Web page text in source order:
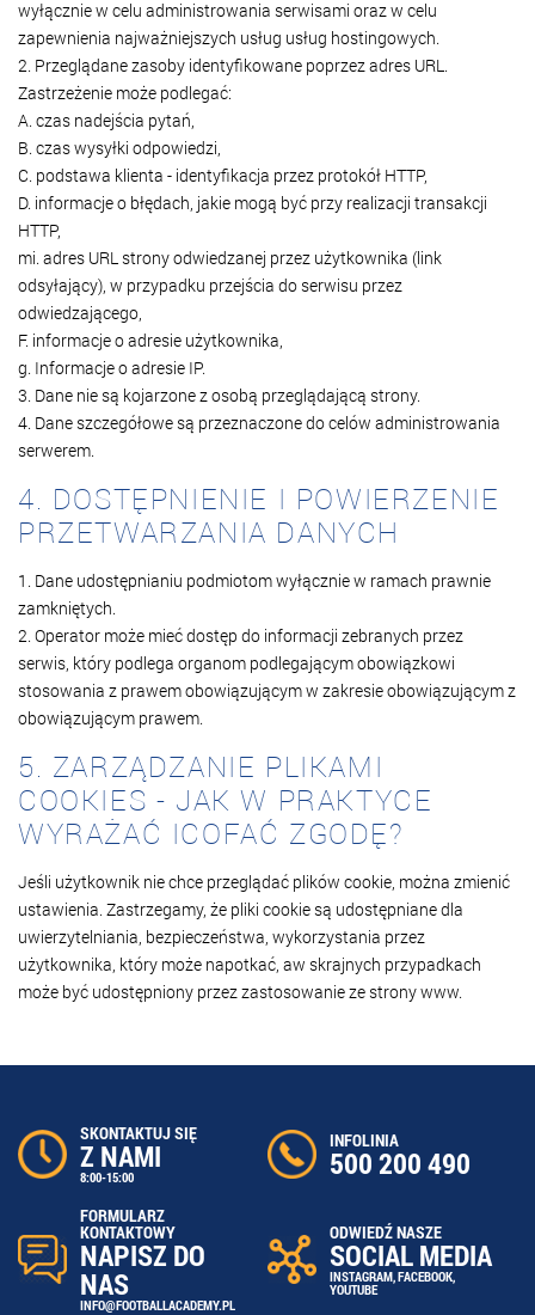
wyłącznie w celu administrowania serwisami oraz w celu
zapewnienia najważniejszych usług usług hostingowych.
2. Przeglądane zasoby identyfikowane poprzez adres URL.
Zastrzeżenie może podlegać:
A. czas nadejścia pytań,
B. czas wysyłki odpowiedzi,
C. podstawa klienta - identyfikacja przez protokół HTTP,
D. informacje o błędach, jakie mogą być przy realizacji transakcji
HTTP,
mi. adres URL strony odwiedzanej przez użytkownika (link
odsyłający), w przypadku przejścia do serwisu przez
odwiedzającego,
F. informacje o adresie użytkownika,
g. Informacje o adresie IP.
3. Dane nie są kojarzone z osobą przeglądającą strony.
4. Dane szczegółowe są przeznaczone do celów administrowania
serwerem.
4. DOSTĘPNIENIE I POWIERZENIE
PRZETWARZANIA DANYCH
1. Dane udostępnianiu podmiotom wyłącznie w ramach prawnie
zamkniętych.
2. Operator może mieć dostęp do informacji zebranych przez
serwis, który podlega organom podlegającym obowiązkowi
stosowania z prawem obowiązującym w zakresie obowiązującym z
obowiązującym prawem.
5. ZARZĄDZANIE PLIKAMI
COOKIES - JAK W PRAKTYCE
WYRAŻAĆ ICOFAĆ ZGODĘ?
Jeśli użytkownik nie chce przeglądać plików cookie, można zmienić
ustawienia. Zastrzegamy, że pliki cookie są udostępniane dla
uwierzytelniania, bezpieczeństwa, wykorzystania przez
użytkownika, który może napotkać, aw skrajnych przypadkach
może być udostępniony przez zastosowanie ze strony www.
SKONTAKTUJ SIĘ
Z NAMI
8:00-15:00
INFOLINIA
500 200 490
FORMULARZ
KONTAKTOWY
NAPISZ DO
NAS
INFO@FOOTBALLACADEMY.PL
ODWIEDŹ NASZE
SOCIAL MEDIA
INSTAGRAM,FACEBOOK,
YOUTUBE